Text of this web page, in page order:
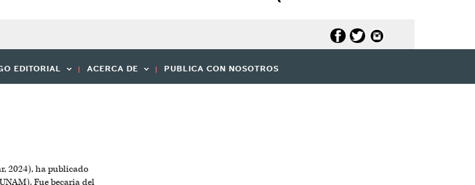
EDITORIAL ACERCA DE PUBLICA CON NOSOTROS
2024), ha publicado
Fue becaria del